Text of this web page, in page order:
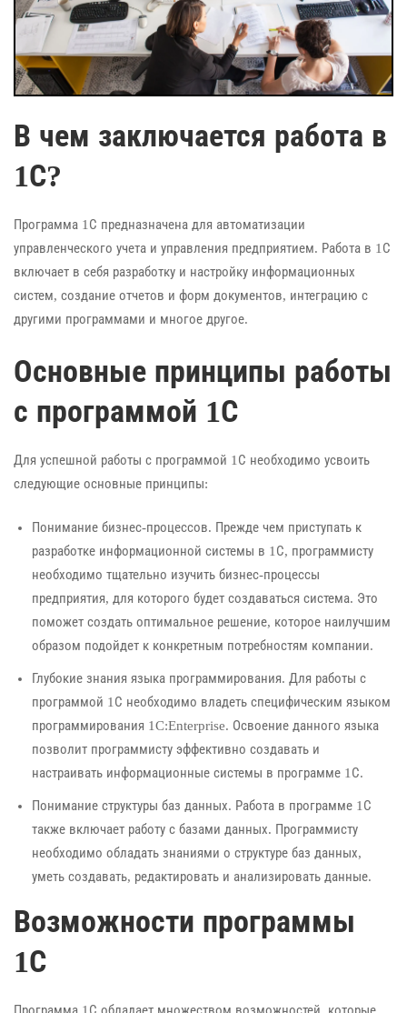
В чем заключается работа в
1С?
Программа 1С предназначена для автоматизации
управленческого учета и управления предприятием. Работа в 1С
включает в себя разработку и настройку информационных
систем, создание отчетов и форм документов, интеграцию с
другими программами и многое другое.
Основные принципы работы
с программой 1С
Для успешной работы с программой 1С необходимо усвоить
следующие основные принципы:
Понимание бизнес-процессов. Прежде чем приступать к
разработке информационной системы в 1С, программисту
необходимо тщательно изучить бизнес-процессы
предприятия, для которого будет создаваться система. Это
поможет создать оптимальное решение, которое наилучшим
образом подойдет к конкретным потребностям компании.
Глубокие знания языка программирования. Для работы с
программой 1С необходимо владеть специфическим языком
программирования 1C:Enterprise. Освоение данного языка
позволит программисту эффективно создавать и
настраивать информационные системы в программе 1С.
Понимание структуры баз данных. Работа в программе 1С
также включает работу с базами данных. Программисту
необходимо обладать знаниями о структуре баз данных,
уметь создавать, редактировать и анализировать данные.
Возможности программы
1С